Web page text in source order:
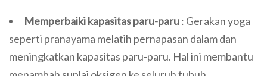
Memperbaiki kapasitas paru-paru: Gerakan yoga
seperti pranayama melatih pernapasan dalam dan
meningkatkan kapasitas paru-paru. Hal ini membantu